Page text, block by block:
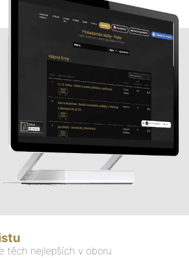
těch nejlepších v oboru